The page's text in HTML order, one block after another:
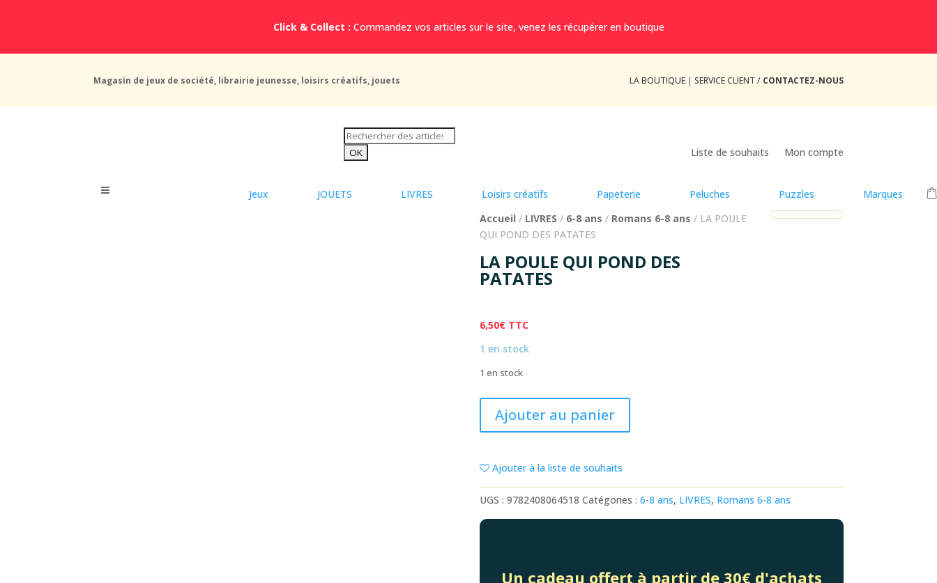
Click & Collect : Commandez vos articles sur le site, venez les récupérer en boutique
Magasin de jeux de société, librairie jeunesse, loisirs créatifs, jouets LA BOUTIQUE| SERVICE CLIENT / CONTACTEZ-NOUS
Liste de souhaits Mon compte
Jeux JOUETS LIVRES Loisirs créatifs Papeterie Peluches Puzzles
Marques
Accueil / LIVRES / 6-8 ans / Romans 6-8 ans / LA POULE
QUI POND DES PATATES
LA POULE QUI POND DES
PATATES
6,50€ TTC
1 en stock
1 en stock
LA
QUI
POND
DES
PATATES
Ajouter au panier
Ajouter à la liste de souhaits
UGS :9782408064518 Catégories :6-8 ans, LIVRES, Romans 6-8 ans
Un cadeau offert à partir de 30€ d'achats